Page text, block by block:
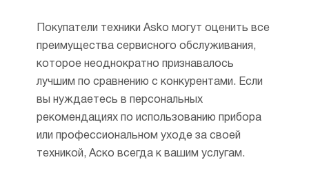
Покупатели техники Asko могут оценить все
преимущества сервисного обслуживания,
которое неоднократно признавалось
лучшим по сравнению с конкурентами. Если
вы нуждаетесь в персональных
рекомендациях по использованию прибора
или профессиональном уходе за своей
техникой, Аско всегда к вашим услугам.